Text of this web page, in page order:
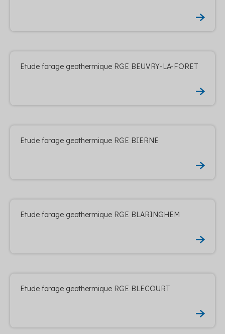
Etude forage geothermique RGE BEUVRY-LA-FORET
Etude forage geothermique RGE BIERNE
Etude forage geothermique RGE BLARINGHEM
Etude forage geothermique RGE BLECOURT